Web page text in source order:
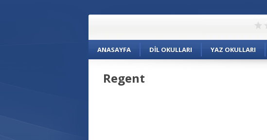
ANASAYFA DIL OKULLARI YAZ OKULLARI
Regent